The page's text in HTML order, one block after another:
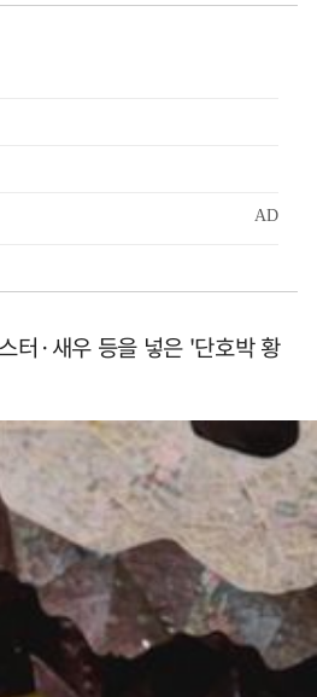
터·새우 등을 넣은 '단호박 황